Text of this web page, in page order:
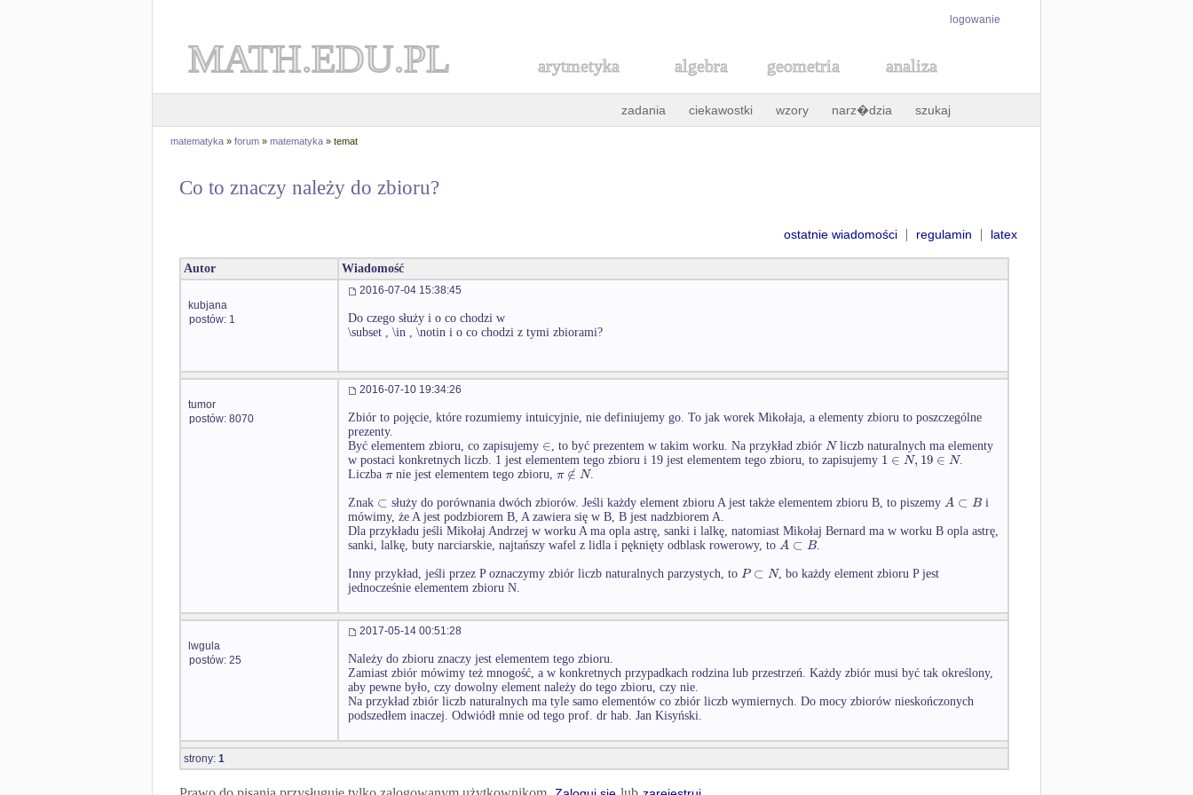
logowanie
MATH.EDU.PL arytmetyka algebra geometria analiza
zadania ciekawostki wzory narz�dzia szukaj
matematyka » forum » matematyka » temat
Co to znaczy należy do zbioru?
ostatnie wiadomości | regulamin | latex
Autor Wiadomość
kubjana
postów: 1
2016-07-04 15:38:45
Do czego służy i o co chodzi w
\subset , \in , \notin i o co chodzi z tymi zbiorami?
tumor
postów: 8070
2016-07-10 19:34:26
Zbiór to pojęcie, które rozumiemy intuicyjnie, nie definiujemy go. To jak worek Mikołaja, a elementy zbioru to poszczególne
prezenty.
Być elementem zbioru, co zapisujemy ∈, to być prezentem w takim worku. Na przykład zbiór Nliczb naturalnych ma elementy
w postaci konkretnych liczb. 1 jest elementem tego zbioru i 19 jest elementem tego zbioru, to zapisujemy 1 ∈ N, 19 ∈ N.
Liczba πnie jest elementem tego zbioru, π ∉ N.
Znak ⊂ służy do porównania dwóch zbiorów. Jeśli każdy element zbioru A jest także elementem zbioru B, to piszemy A ⊂ B i
mówimy, że A jest podzbiorem B, A zawiera się w B, B jest nadzbiorem A.
Dla przykładu jeśli Mikołaj Andrzej w worku A ma opla astrę, sanki i lalkę, natomiast Mikołaj Bernard ma w worku B opla astrę,
sanki, lalkę, buty narciarskie, najtańszy wafel z lidla i pęknięty odblask rowerowy, to A ⊂ B.
Inny przykład, jeśli przez P oznaczymy zbiór liczb naturalnych parzystych, to P ⊂ N, bo każdy element zbioru P jest
jednocześnie elementem zbioru N.
lwgula
postów: 25
2017-05-14 00:51:28
Należy do zbioru znaczy jest elementem tego zbioru.
Zamiast zbiór mówimy też mnogość, a w konkretnych przypadkach rodzina lub przestrzeń. Każdy zbiór musi być tak określony,
aby pewne było, czy dowolny element należy do tego zbioru, czy nie.
Na przykład zbiór liczb naturalnych ma tyle samo elementów co zbiór liczb wymiernych. Do mocy zbiorów nieskończonych
podszedłem inaczej. Odwiódł mnie od tego prof. dr hab. Jan Kisyński.
strony: 1